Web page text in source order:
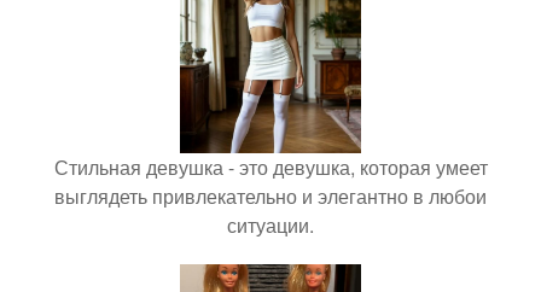
Стильная девушка - это девушка, которая умеет
выглядеть привлекательно и элегантно в любои
ситуации.